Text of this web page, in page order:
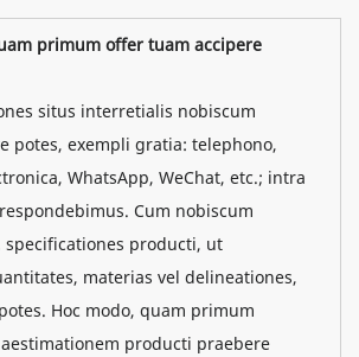
primum offer tuam accipere
situs interretialis nobiscum
potes, exempli gratia: telephono,
WhatsApp, WeChat, etc.; intra
Cum nobiscum
specificationes producti, ut
materias vel delineationes,
Hoc modo, quam primum
producti praebere